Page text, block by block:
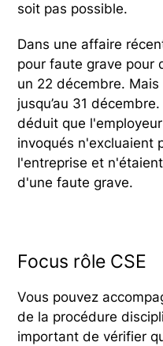
soit pas possible.
Dans une affaire
pour faute grave pour
un 22 décembre.
jusqu’au 31
déduit que
invoqués n'excluaient
l'entreprise et
d'une faute grave.
Focus rôle CSE
Vous pouvez
de la procédure
important de vérifier